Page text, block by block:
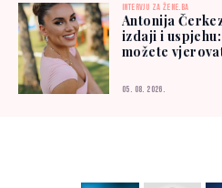
INTERVJU ZA ŽENE.BA
Antonija
izdaji i
možete
05. 08. 2026.